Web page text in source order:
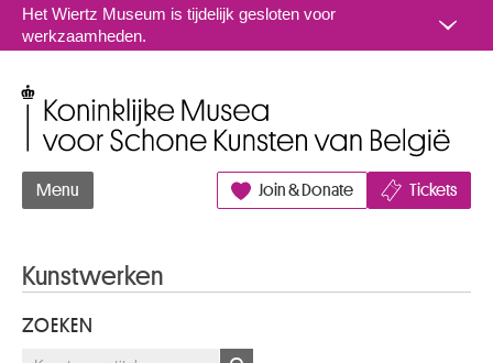
Naar inhoud
Het Wiertz Museum is tijdelijk gesloten voor
werkzaamheden.
Menu Join & Donate Tickets
Kunstwerken
ZOEKEN